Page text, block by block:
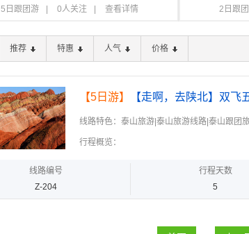
5日跟团游 0人关注 查看详情 2日跟
推荐 特惠 人气 价格
【5日游】 【走啊，去陕北】双飞
线路特色：泰山旅游|泰山旅游线路|泰山跟团
行程概览：
线路编号
Z-204
行程天数
5